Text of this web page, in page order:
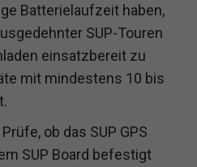
Batterielaufzeit haben,
SUP-Touren
einsatzbereit zu
mit mindestens 10 bis
Prüfe, ob das SUP GPS
SUP Board befestigt